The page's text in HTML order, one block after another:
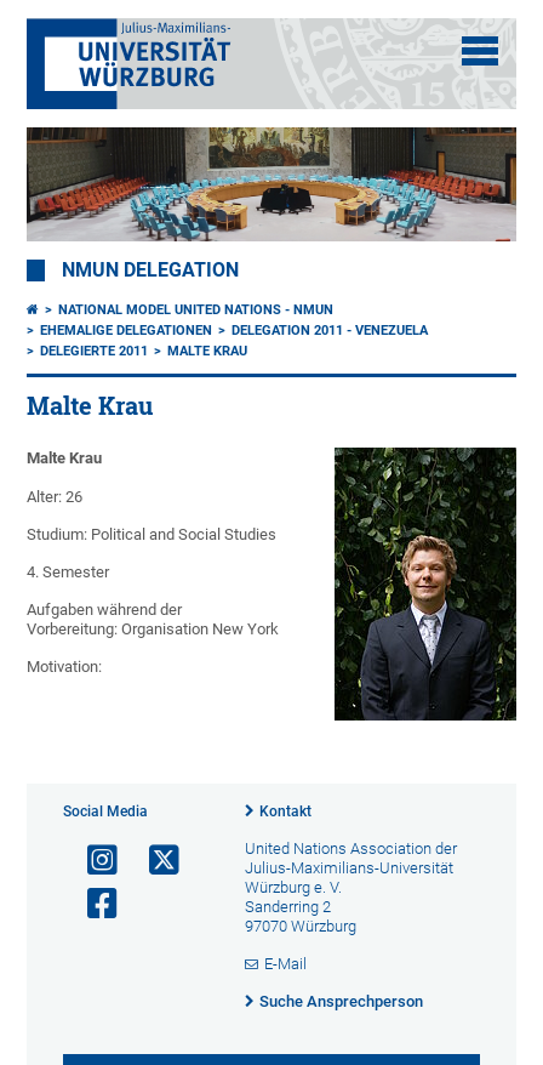
NMUN DELEGATION
NATIONAL MODEL UNITED NATIONS - NMUN
EHEMALIGE DELEGATIONEN
DELEGATION 2011 - VENEZUELA
DELEGIERTE 2011
MALTE KRAU
Malte Krau
Malte Krau
Alter: 26
Studium: Political and Social Studies
4. Semester
Aufgaben während der
Vorbereitung: Organisation New York
Motivation:
Social Media Kontakt
United Nations Association der
Julius-Maximilians-Universität
Würzburg e. V.
Sanderring 2
97070 Würzburg
E-Mail
Suche Ansprechperson